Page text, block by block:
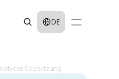
Select Language
DE
Koblenz Übersetzung